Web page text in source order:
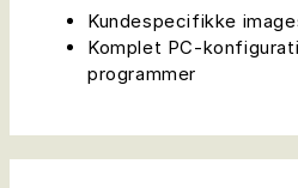
Kundespecifikke
Komplet PC-
programmer